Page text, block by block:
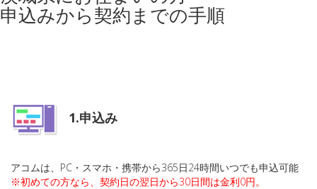
申込みから契約までの手順
1.申込み
アコムは、PC・スマホ・携帯から365日24時間いつでも申込可能
※初めての方なら、契約日の翌日から30日間は金利0円。